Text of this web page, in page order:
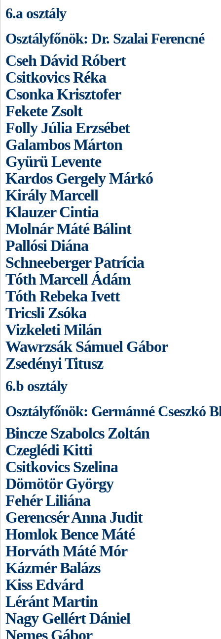
6.a osztály
Osztályfőnök: Dr. Szalai Ferencné
Cseh Dávid Róbert
Csitkovics Réka
Csonka Krisztofer
Fekete Zsolt
Folly Júlia Erzsébet
Galambos Márton
Gyürü Levente
Kardos Gergely Márkó
Király Marcell
Klauzer Cintia
Molnár Máté Bálint
Pallósi Diána
Schneeberger Patrícia
Tóth Marcell Ádám
Tóth Rebeka Ivett
Tricsli Zsóka
Vizkeleti Milán
Wawrzsák Sámuel Gábor
Zsedényi Titusz
6.b osztály
Osztályfőnök: Germánné Cseszkó
Bincze Szabolcs Zoltán
Czeglédi Kitti
Csitkovics Szelina
Dömötör György
Fehér Liliána
Gerencsér Anna Judit
Homlok Bence Máté
Horváth Máté Mór
Kázmér Balázs
Kiss Edvárd
Léránt Martin
Nagy Gellért Dániel
Nemes Gábor